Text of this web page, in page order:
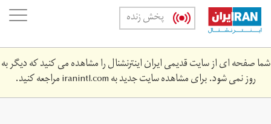
Skip
main
content
پخش زنده
شما صفحه ای از سایت قدیمی ایران اینترنشنال را مشاهده می کنید که دیگر به
روز نمی شود. برای مشاهده سایت جدید بهiranintl.comمراجعه کنید.